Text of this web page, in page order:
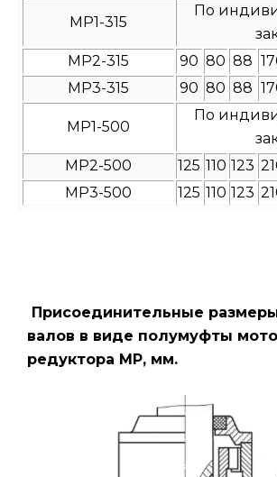
МР1-315
По
МР2-315
90 80 88
МР3-315
90 80 88
МР1-500
По
МР2-500
125 110 123
МР3-500
125 110 123
Присоединительные
валов в виде полумуфты
редуктора МР, мм.